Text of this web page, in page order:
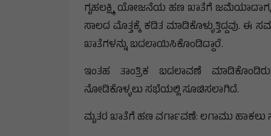
ಗೃಹಲಕ್ಷ್ಮಿ ಯೋಜನೆಯ ಹಣ ಖಾತೆಗೆ ಜಮೆಯಾದಾಗ,
ಸಾಲದ ಮೊತ್ತಕ್ಕೆ ಕಡಿತ ಮಾಡಿಕೊಳ್ಳುತ್ತಿದ್ದವು.
ಖಾತೆಗಳನ್ನು ಬದಲಾಯಿಸಿಕೊಂಡಿದ್ದಾರೆ.
ಇಂತಹ ತಾಂತ್ರಿಕ ಬದಲಾವಣೆ
ನೋಡಿಕೊಳ್ಳಲು ಸಭೆಯಲ್ಲಿ ಸೂಚಿಸಲಾಗಿದೆ.
ಮೃತರ ಖಾತೆಗೆ ಹಣ ವರ್ಗಾವಣೆ: ಲಗಾಮು ಹಾಕಲು